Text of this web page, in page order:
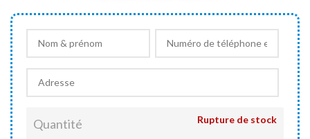
Quantité Rupture de stock